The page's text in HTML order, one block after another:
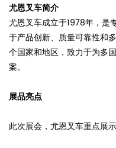
尤恩叉车简介
尤恩叉车成立于1978年，是
于产品创新、质量可靠性和
个国家和地区，致力于为多
案。
展品亮点
此次展会，尤恩叉车重点展